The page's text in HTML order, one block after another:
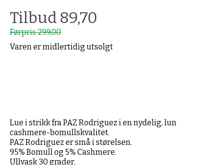
Tilbud 89,70
Førpris 299,00
Varen er midlertidig utsolgt
Lue i strikk fra PAZ Rodriguez i en nydelig, lun
cashmere-bomullskvalitet.
PAZ Rodriguez er små i størelsen.
95% Bomull og 5% Cashmere.
Ullvask 30 grader.